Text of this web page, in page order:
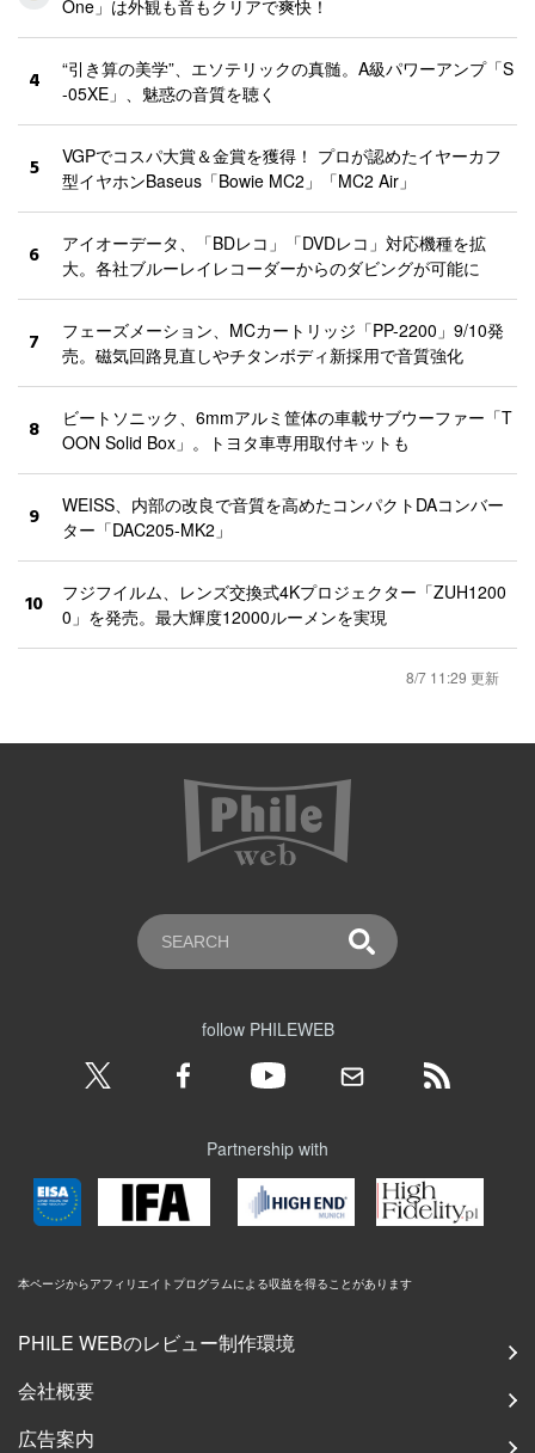
One」は外観も音もクリアで爽快！
4
“引き算の美学”、エソテリックの真髄。A級パワーアンプ「S
-05XE」、魅惑の音質を聴く
5
VGPでコスパ大賞＆金賞を獲得！ プロが認めたイヤーカフ
型イヤホンBaseus「Bowie MC2」「MC2 Air」
6
アイオーデータ、「BDレコ」「DVDレコ」対応機種を拡
大。各社ブルーレイレコーダーからのダビングが可能に
7
フェーズメーション、MCカートリッジ「PP-2200」9/10発
売。磁気回路見直しやチタンボディ新採用で音質強化
8
ビートソニック、6mmアルミ筐体の車載サブウーファー「T
OON Solid Box」。トヨタ車専用取付キットも
9
WEISS、内部の改良で音質を高めたコンパクトDAコンバー
ター「DAC205-MK2」
10
フジフイルム、レンズ交換式4Kプロジェクター「ZUH1200
0」を発売。最大輝度12000ルーメンを実現
8/7 11:29 更新
follow PHILEWEB
Partnership with
本ページからアフィリエイトプログラムによる収益を得ることがあります
PHILE WEBのレビュー制作環境
会社概要
広告案内